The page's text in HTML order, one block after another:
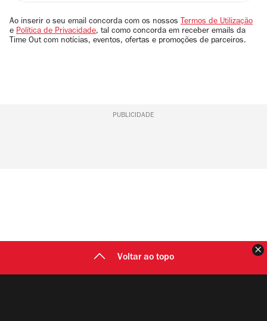
email
Ao inserir o seu email concorda com os nossos Termos de Utilização
e Política de Privacidade, tal como concorda em receber emails da
Time Out com notícias, eventos, ofertas e promoções de parceiros.
PUBLICIDADE
Voltar ao topo